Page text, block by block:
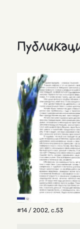
#14 / 2002, с.53